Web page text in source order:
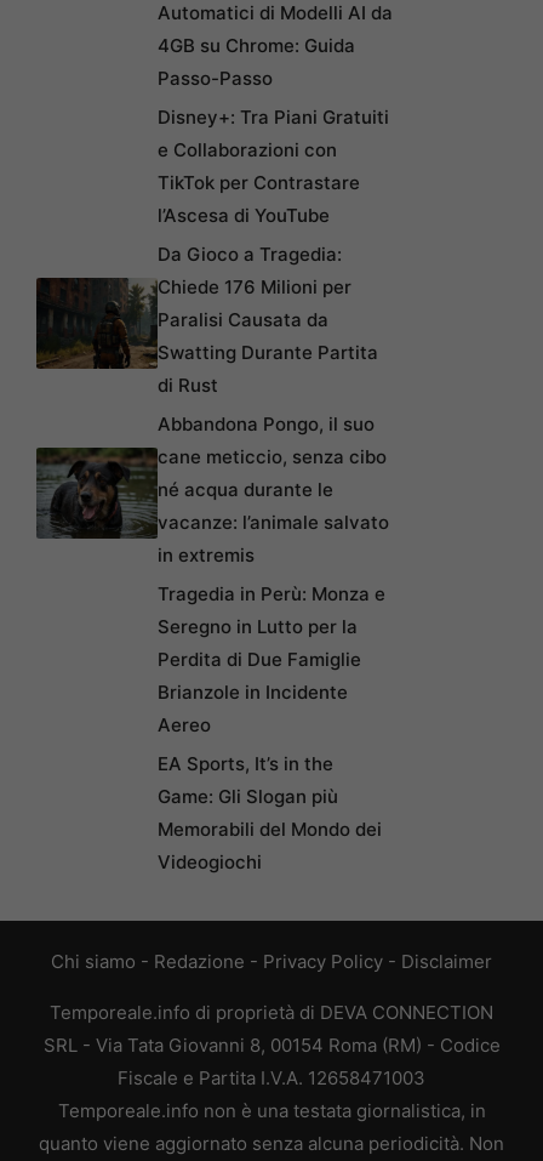
Automatici di Modelli AI da
4GB su Chrome: Guida
Passo-Passo
Disney+: Tra Piani Gratuiti
e Collaborazioni con
TikTok per Contrastare
l’Ascesa di YouTube
Da Gioco a Tragedia:
Chiede 176 Milioni per
Paralisi Causata da
Swatting Durante Partita
di Rust
Abbandona Pongo, il suo
cane meticcio, senza cibo
né acqua durante le
vacanze: l’animale salvato
in extremis
Tragedia in Perù: Monza e
Seregno in Lutto per la
Perdita di Due Famiglie
Brianzole in Incidente
Aereo
EA Sports, It’s in the
Game: Gli Slogan più
Memorabili del Mondo dei
Videogiochi
Chi siamo - Redazione - Privacy Policy - Disclaimer
Temporeale.info di proprietà di DEVA CONNECTION
SRL - Via Tata Giovanni 8, 00154 Roma (RM) - Codice
Fiscale e Partita I.V.A. 12658471003
Temporeale.info non è una testata giornalistica, in
quanto viene aggiornato senza alcuna periodicità. Non